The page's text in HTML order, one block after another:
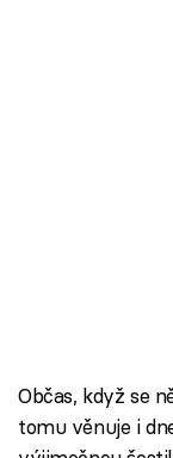
Občas, když se
tomu věnuje i